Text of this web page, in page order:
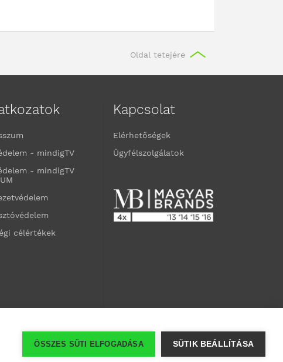
Oldal tetejére
- mindigTV
- mindigTV
célértékek
Kapcsolat
Elérhetőségek
Ügyfélszolgálatok
ÖSSZES SÜTI ELFOGADÁSA SÜTIK BEÁLLÍTÁSA